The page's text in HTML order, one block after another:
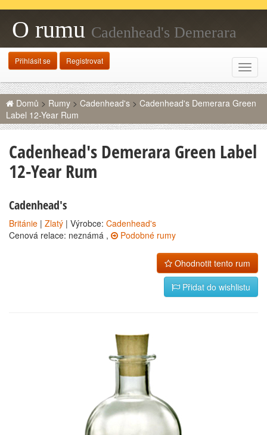
O rumu Cadenhead's Demerara
Green Label 12-Year Rum
Přihlásit se Registrovat
Domů > Rumy > Cadenhead's > Cadenhead's Demerara Green
Label 12-Year Rum
Cadenhead's Demerara Green Label
12-Year Rum
Cadenhead's
Británie | Zlatý | Výrobce: Cadenhead's
Cenová relace: neznámá ,
Podobné rumy
Ohodnotit tento rum
Přidat do wishlistu